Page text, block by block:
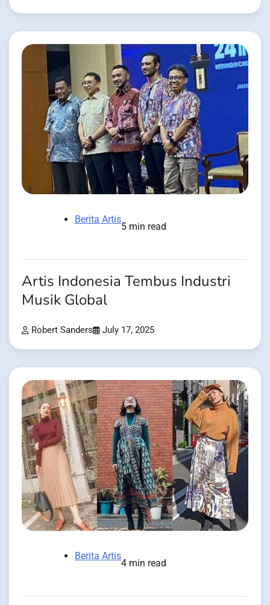
Berita Artis
5 min read
Artis Indonesia Tembus Industri
Musik Global
Robert Sanders July 17, 2025
Berita Artis
4 min read